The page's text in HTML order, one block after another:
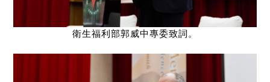
衛生福利部郭威中專委致詞。